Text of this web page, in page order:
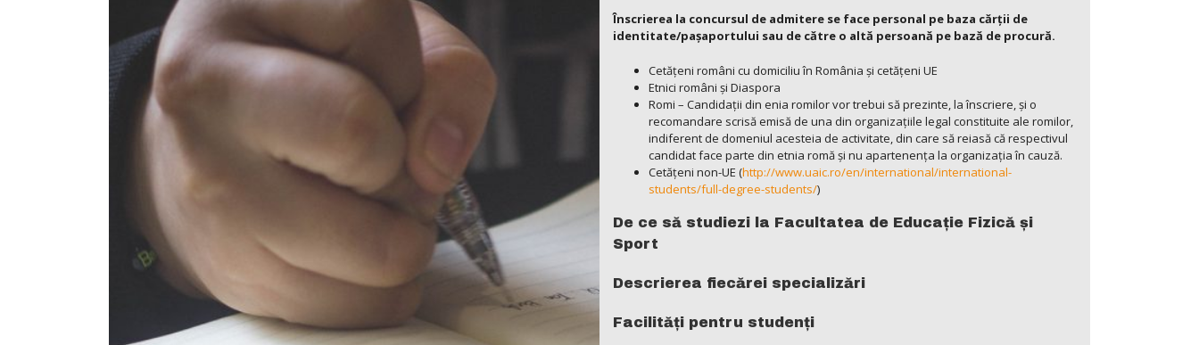
Înscrierea la concursul de admitere se face personal pe baza cărţii de
identitate/paşaportului sau de către o altă persoană pe bază de procură.
Cetățeni români cu domiciliu în România și cetățeni UE
Etnici români și Diaspora
Romi – Candidaţii din enia romilor vor trebui să prezinte, la înscriere, şi o
recomandare scrisă emisă de una din organizaţiile legal constituite ale romilor,
indiferent de domeniul acesteia de activitate, din care să reiasă că respectivul
candidat face parte din etnia romă și nu apartenența la organizaţia în cauză.
Cetățeni non-UE (http://www.uaic.ro/en/international/international-
students/full-degree-students/)
De ce să studiezi la Facultatea de Educație Fizică și
Sport
Descrierea fiecărei specializări
Facilități pentru studenți